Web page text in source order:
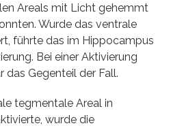
Areals mit Licht gehemmt
Wurde das ventrale
führte das im Hippocampus
Bei einer Aktivierung
das Gegenteil der Fall.
tegmentale Areal in
wurde die